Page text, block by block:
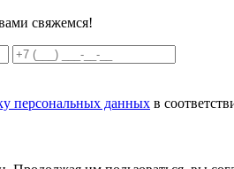
свяжемся!
персональных данных в